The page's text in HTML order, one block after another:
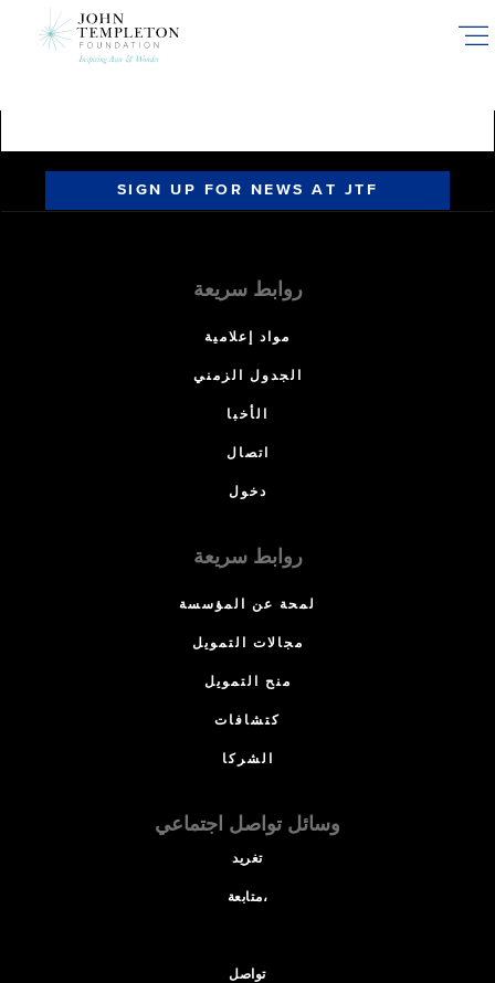
SIGN UP FOR NEWS AT JTF
روابط سريعة
مواد إعلامية
الجدول الزمني
الأخبا
اتصال
دخول
روابط سريعة
لمحة عن المؤسسة
مجالات التمويل
منح التمويل
كتشافات
الشركا
وسائل تواصل اجتماعي
تغريد
متابعة،
تواصل